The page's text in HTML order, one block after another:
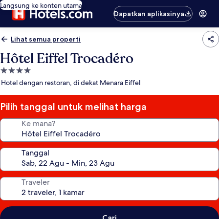
Langsung ke konten utama
Dapatkan aplikasinya
Lihat semua properti
Hôtel Eiffel Trocadéro
Properti
bintang
Hotel dengan restoran, di dekat Menara Eiffel
Pilih tanggal untuk melihat harga
Ke mana?
Tanggal
Traveler